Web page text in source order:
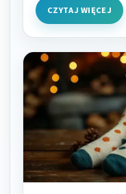
CZYTAJ WIĘCEJ